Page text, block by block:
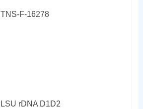
TNS-F-16278
LSU rDNA D1D2